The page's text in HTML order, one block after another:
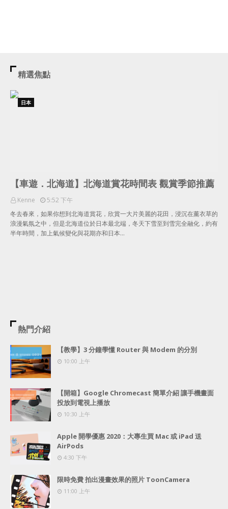
精選焦點
日本
【車遊．北海道】北海道賞花時間表 觀賞季節推薦
Kenne
5:52 下午
冬去春來，如果你想到北海道賞花，欣賞一大片美麗的花田，浸沉在薰衣草的
浪漫氣氛之中，但是北海道位於日本最北端，冬天下雪至到雪完全融化，約有
半年時間，加上氣候變化與花期亦和日本…
熱門介紹
【教學】3 分鐘學懂 Router 與 Modem 的分別
10:00 上午
【開箱】Google Chromecast 簡單介紹 讓手機畫面
投放到電視上播放
10:30 上午
Apple 開學優惠 2020：大專生買 Mac 或 iPad 送
AirPods
4:30 下午
限時免費 拍出漫畫效果的照片 ToonCamera
11:00 上午